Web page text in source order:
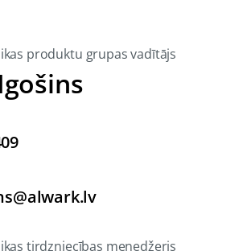
produktu grupas vadītājs
tirdzniecības menedžeris